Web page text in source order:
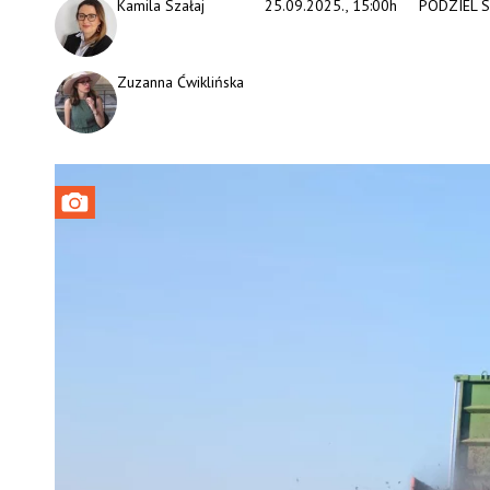
25.09.2025., 15:00h
Kamila Szałaj
Zuzanna Ćwiklińska
PODZIEL